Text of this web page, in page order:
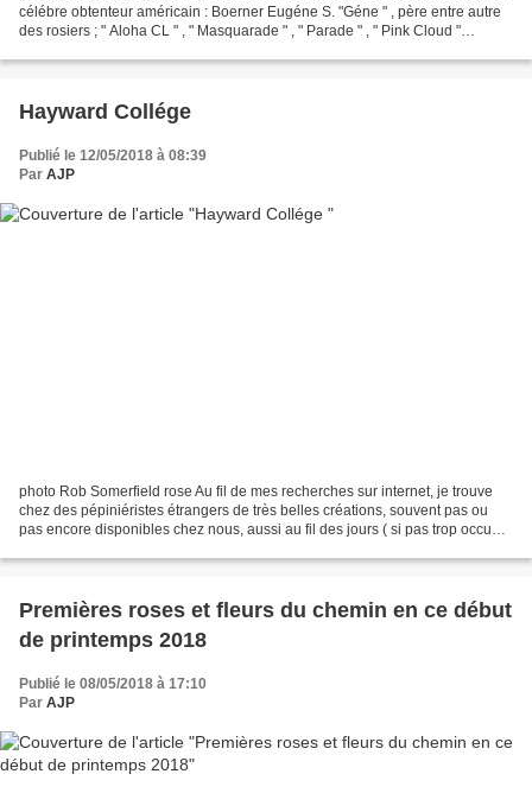
célébre obtenteur américain : Boerner Eugéne S. "Géne " , père entre autre
des rosiers ; " Aloha CL " , " Masquarade " , " Parade " , " Pink Cloud "
Hayward Collége
Publié le 12/05/2018 à 08:39
Par AJP
photo Rob Somerfield rose Au fil de mes recherches sur internet, je trouve
chez des pépiniéristes étrangers de très belles créations, souvent pas ou
pas encore disponibles chez nous, aussi au fil des jours ( si pas trop occupé
Premières roses et fleurs du chemin en ce début
de printemps 2018
Publié le 08/05/2018 à 17:10
Par AJP